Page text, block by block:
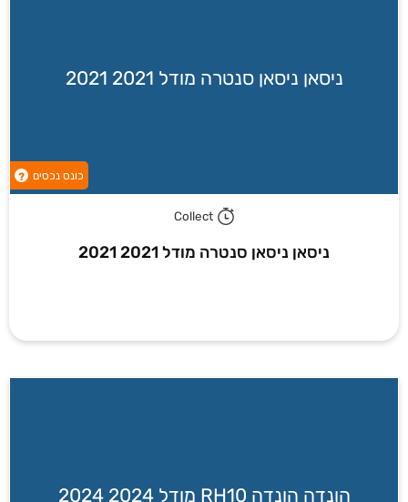
ניסאן ניסאן סנטרה מודל 2021 2021
כונס נכסים ?
Collect
ניסאן ניסאן סנטרה מודל 2021 2021
הונדה הונדה RH10 מודל 2024 2024